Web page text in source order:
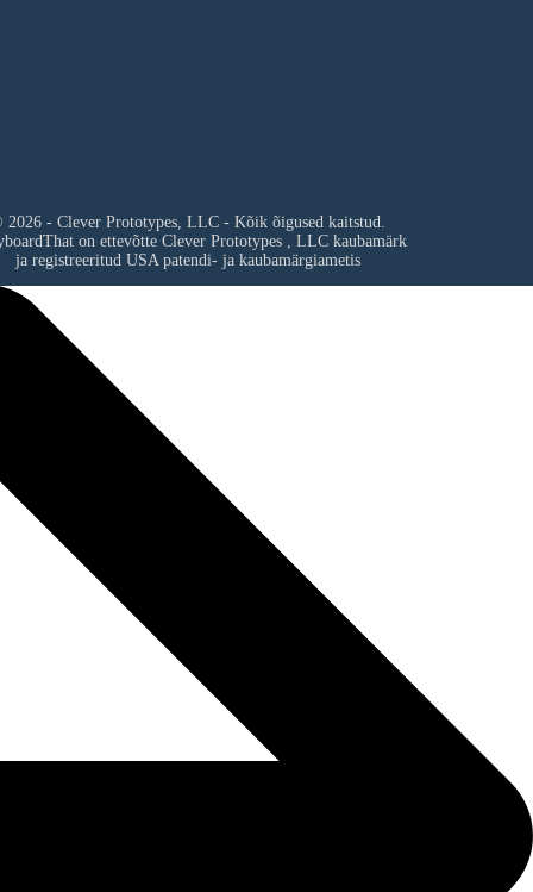
2026 - Clever Prototypes, LLC - Kõik õigused kaitstud.
on ettevõtte Clever Prototypes , LLC kaubamärk
ja registreeritud USA patendi- ja kaubamärgiametis